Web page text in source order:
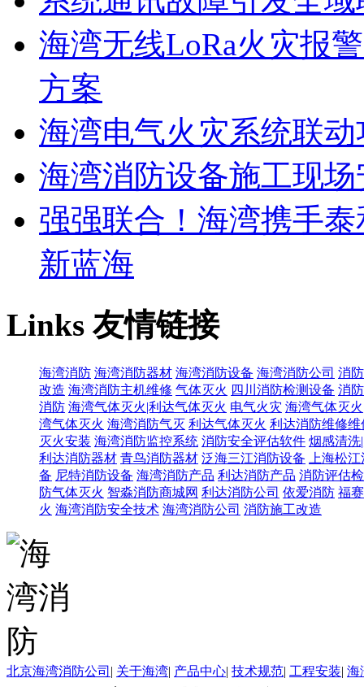
海湾无线LoRa火灾报
方案
海湾电气火灾系统联
海湾消防设备施工现
强强联合！海湾携手
新蓝海
Links友情链接
海湾消防 海湾消防器材 海湾消防设备 海湾消防公司 消
改造 海湾消防主机维修 气体灭火 四川消防检测设备 消
消防 海湾气体灭火|利达气体灭火 电气火灾 海湾气体灭
湾气体灭火 海湾消防气灭 利达气体灭火 利达消防维修维
灭火安装 海湾消防监控系统 消防安全评估软件 烟感清洗
利达消防器材 青鸟消防器材 泛海三江消防设备
上海松
备 尼特消防设备 海湾消防产品 利达消防产品 消防评估
防气体灭火 智淼消防商城网 利达消防公司 依爱消防 福
火 海湾消防安全技术 海湾消防公司 消防施工改造
北京海湾消防公司 | 关于海湾| 产品中心| 技术规范| 工程安装| 海